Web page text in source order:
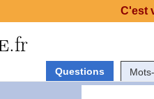
Questions
C'est